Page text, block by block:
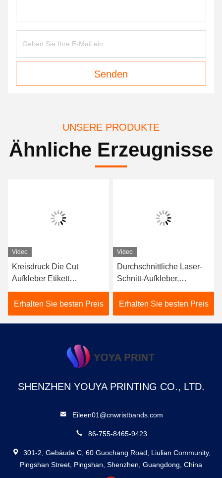
Senden
UNSERE PRODUKTE
Ähnliche Erzeugnisse
Video
Kreisdruck Die Cut
Aufkleber Etikett
abnehmbare Einseite für
Veranstaltungen
Erhalten Sie besten Preis
Video
Durchschnittliche Laser-
Schnitt-Aufkleber,
wasserdichte Sticker.
Erhalten Sie besten Preis
SHENZHEN YOUYA PRINTING CO., LTD.
Eileen01@cnwristbands.com
86-755-8465-9423
301-2, Gebäude C, 60 Guochang Road, Liulian Community,
Pingshan Street, Pingshan, Shenzhen, Guangdong, China